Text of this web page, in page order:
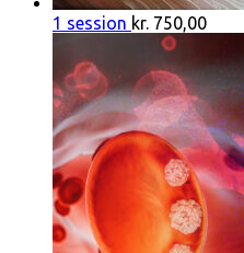
1 session kr. 750,00